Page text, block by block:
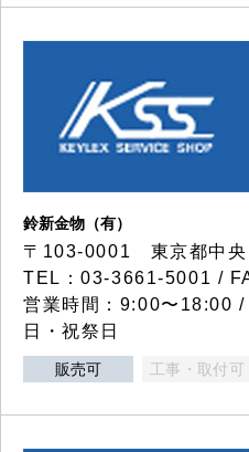
鈴新金物（有）
〒103-0001 東京都中央
TEL：03-3661-5001 /
営業時間：9:00〜18:00 /
日・祝祭日
販売可 工事・取付可